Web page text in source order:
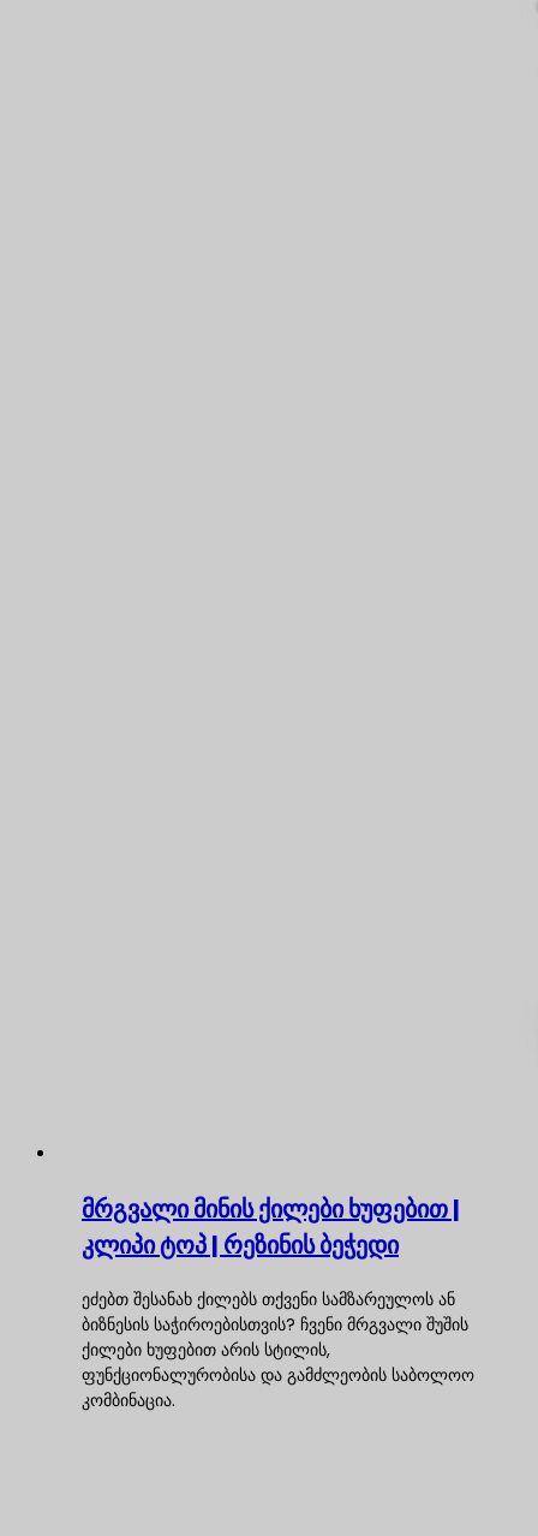
მრგვალი მინის ქილები ხუფებით |
კლიპი ტოპ | რეზინის ბეჭედი
ეძებთ შესანახ ქილებს თქვენი სამზარეულოს ან
ბიზნესის საჭიროებისთვის? ჩვენი მრგვალი შუშის
ქილები ხუფებით არის სტილის,
ფუნქციონალურობისა და გამძლეობის საბოლოო
კომბინაცია.